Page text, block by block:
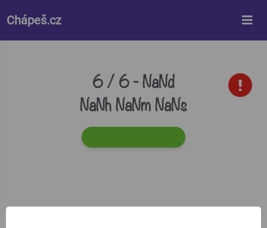
Chápeš.cz
6 / 6 -NaNd
NaNh NaNm NaNs